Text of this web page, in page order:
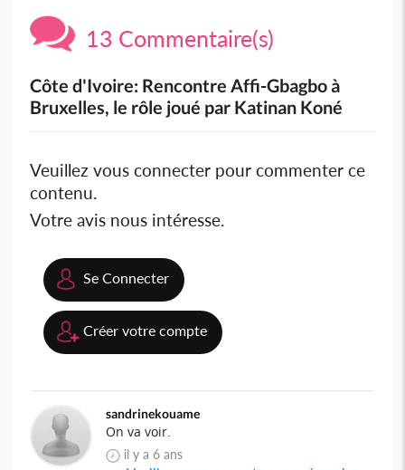
13 Commentaire(s)
Côte d'Ivoire: Rencontre Affi-Gbagbo à
Bruxelles, le rôle joué par Katinan Koné
Veuillez vous connecter pour commenter ce
contenu.
Votre avis nous intéresse.
Se Connecter
Créer votre compte
sandrinekouame
On va voir.
il y a 6 ans